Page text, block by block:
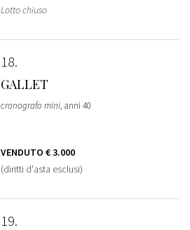
Lotto chiuso
18
GALLET
cronografo mini, anni 40
VENDUTO € 3.000
(diritti d'asta esclusi)
19